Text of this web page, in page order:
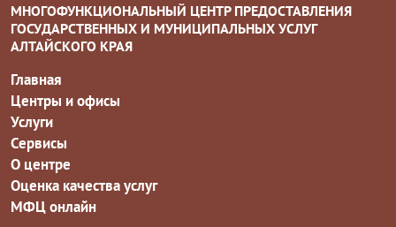
МНОГОФУНКЦИОНАЛЬНЫЙ ЦЕНТР ПРЕДОСТАВЛЕНИЯ
ГОСУДАРСТВЕННЫХ И МУНИЦИПАЛЬНЫХ УСЛУГ
АЛТАЙСКОГО КРАЯ
Главная
Центры и офисы
Услуги
Сервисы
О центре
Оценка качества услуг
МФЦ онлайн